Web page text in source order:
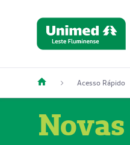
Acesso Rápido